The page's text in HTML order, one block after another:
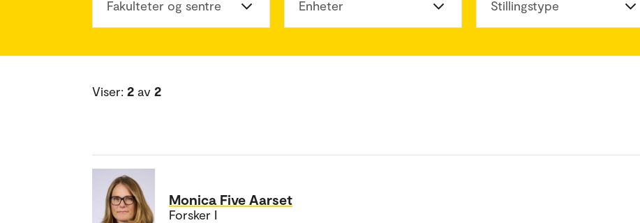
Fakulteter og sentre Enheter Stillingstype
Viser: 2 av 2
Monica Five Aarset
Forsker I